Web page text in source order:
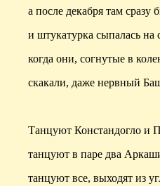
а после декабря там сразу
и штукатурка сыпалась на
когда они, согнутые в
скакали, даже нервный
Танцуют Констандогло и
танцуют в паре два
танцуют все, выходят из